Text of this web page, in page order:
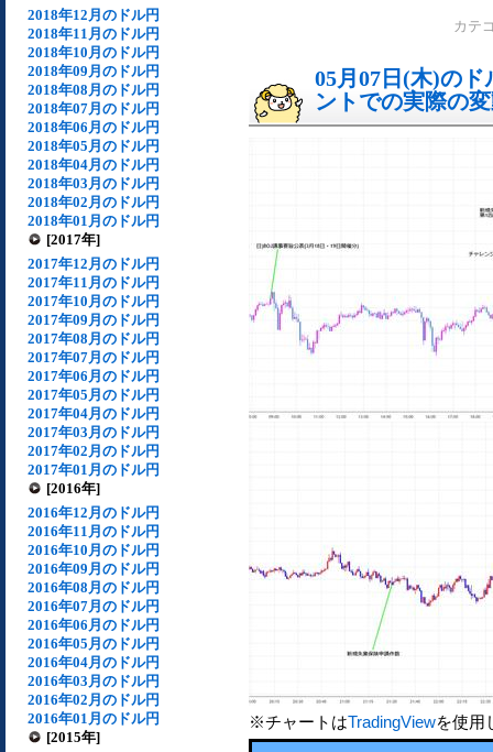
2018年12月のドル円
2018年11月のドル円
2018年10月のドル円
2018年09月のドル円
2018年08月のドル円
2018年07月のドル円
2018年06月のドル円
2018年05月のドル円
2018年04月のドル円
2018年03月のドル円
2018年02月のドル円
2018年01月のドル円
[2017年]
2017年12月のドル円
2017年11月のドル円
2017年10月のドル円
2017年09月のドル円
2017年08月のドル円
2017年07月のドル円
2017年06月のドル円
2017年05月のドル円
2017年04月のドル円
2017年03月のドル円
2017年02月のドル円
2017年01月のドル円
[2016年]
2016年12月のドル円
2016年11月のドル円
2016年10月のドル円
2016年09月のドル円
2016年08月のドル円
2016年07月のドル円
2016年06月のドル円
2016年05月のドル円
2016年04月のドル円
2016年03月のドル円
2016年02月のドル円
2016年01月のドル円
[2015年]
カテ
05月07日(木)の
ントでの実際の
※チャートはTradingViewを使用